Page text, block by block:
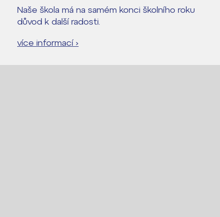
Naše škola má na samém konci školního roku
důvod k další radosti.
více informací ›